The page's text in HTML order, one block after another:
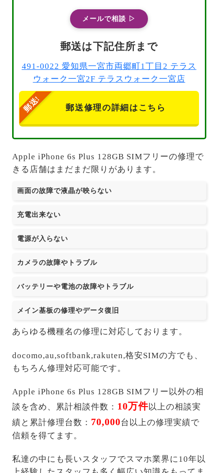
メールで相談 ▷
郵送は下記住所まで
491-0022 愛知県一宮市両郷町1丁目2 テラス
ウォーク一宮2F テラスウォーク一宮店
郵送修理の詳細はこちら
Apple iPhone 6s Plus 128GB SIMフリーの修理で
きる店舗はまだまだ限りがあります。
画面の故障で液晶が映らない
充電出来ない
電源が入らない
カメラの故障やトラブル
バッテリーや電池の故障やトラブル
メイン基板の修理やデータ復旧
あらゆる機種名の修理に対応しております。
docomo,au,softbank,rakuten,格安SIMの方でも、
もちろん修理対応可能です。
Apple iPhone 6s Plus 128GB SIMフリー以外の相
談を含め、累計相談件数： 10万件以上の相談実
績と累計修理台数： 70,000台以上の修理実績で
信頼を得てます。
私達の中にも長いスタッフでスマホ業界に10年以